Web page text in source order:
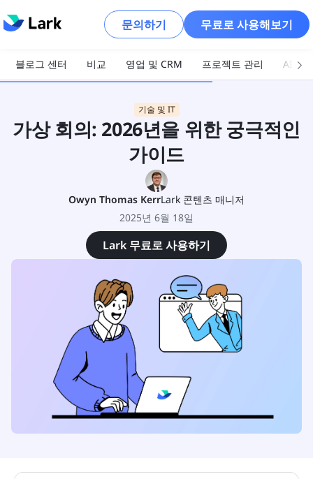
문의하기 무료로 사용해보기
블로그 센터 비교 영업 및 CRM 프로젝트 관리 AI 및
기술 및 IT
가상 회의: 2026년을 위한 궁극적인
가이드
Owyn Thomas KerrLark 콘텐츠 매니저
2025년 6월 18일
Lark 무료로 사용하기
핵심 내용
니까?